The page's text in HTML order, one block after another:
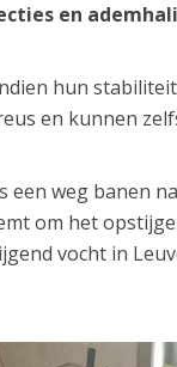
en
hun
en kunnen
weg banen
om het
vocht in